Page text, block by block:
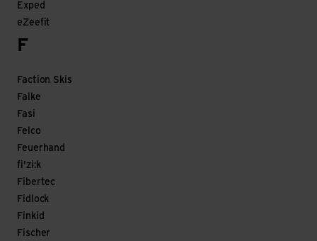
Exped
eZeefit
F
Faction Skis
Falke
Fasi
Felco
Feuerhand
fi'zi:k
Fibertec
Fidlock
Finkid
Fischer